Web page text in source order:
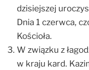
dzisiejszej
Dnia 1 czerwca,
Kościoła.
W związku z
w kraju kard.